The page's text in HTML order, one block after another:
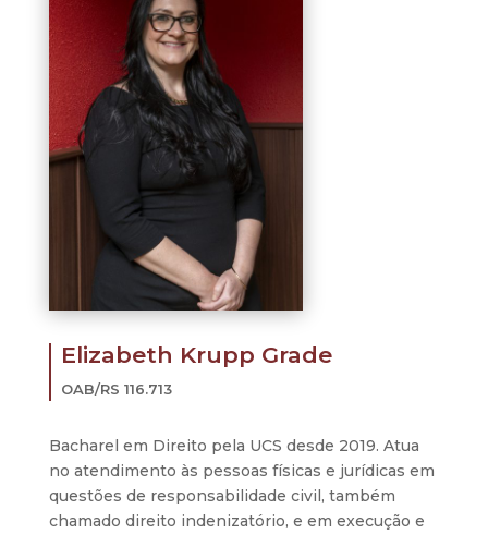
Elizabeth Krupp Grade
OAB/RS 116.713
Bacharel em Direito pela UCS desde 2019. Atua
no atendimento às pessoas físicas e jurídicas em
questões de responsabilidade civil, também
chamado direito indenizatório, e em execução e